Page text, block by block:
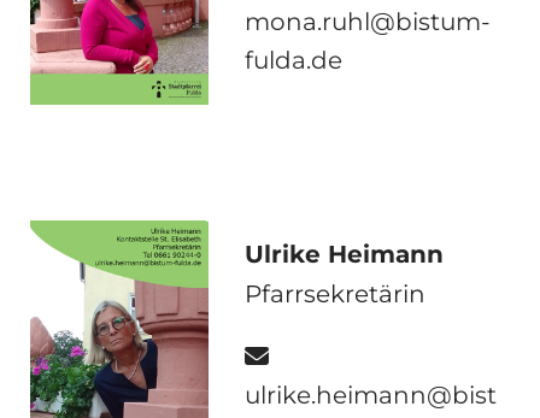
mona.ruhl@bistum-
fulda.de
Ulrike Heimann
Pfarrsekretärin

ulrike.heimann@bist